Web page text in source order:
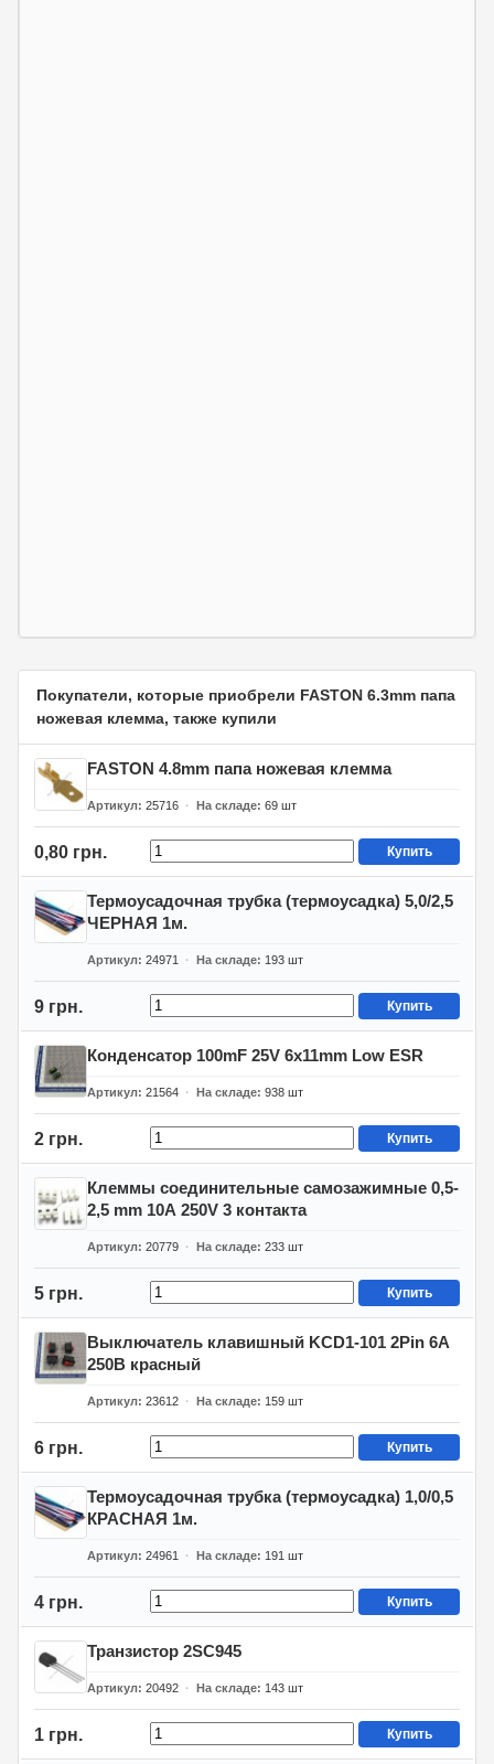
Покупатели, которые приобрели FASTON 6.3mm папа
ножевая клемма, также купили
FASTON 4.8mm папа ножевая клемма
Артикул 25716 На складе 69 шт
0,80 грн. Купить
Термоусадочная трубка (термоусадка) 5,0/2,5
ЧЕРНАЯ 1м.
Артикул 24971 На складе 193 шт
9 грн. Купить
Конденсатор 100mF 25V 6x11mm Low ESR
Артикул 21564 На складе 938 шт
2 грн. Купить
Клеммы соединительные самозажимные 0,5-
2,5 mm 10А 250V 3 контакта
Артикул 20779 На складе 233 шт
5 грн. Купить
Выключатель клавишный KCD1-101 2Pin 6A
250В красный
Артикул 23612 На складе 159 шт
6 грн. Купить
Термоусадочная трубка (термоусадка) 1,0/0,5
КРАСНАЯ 1м.
Артикул 24961 На складе 191 шт
4 грн. Купить
Транзистор 2SC945
Артикул 20492 На складе 143 шт
1 грн. Купить